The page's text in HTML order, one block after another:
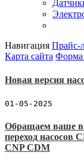
Навигация Прайс-
Карта сайта Форма
Новая версия
01-05-2025
Обращаем ваше
переход насосов
CNP CDM